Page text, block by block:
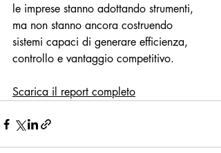
le imprese stanno adottando strumenti,
ma non stanno ancora costruendo
sistemi capaci di generare efficienza,
controllo e vantaggio competitivo.
Scarica il report completo